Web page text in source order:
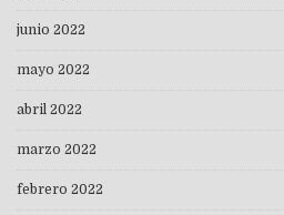
junio 2022
mayo 2022
abril 2022
marzo 2022
febrero 2022